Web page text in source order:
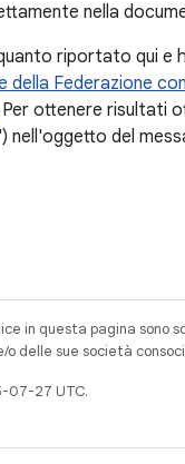
nella
riportato qui e
della Federazione
Per ottenere risultati
del
in questa pagina sono
delle sue società
07-27 UTC.